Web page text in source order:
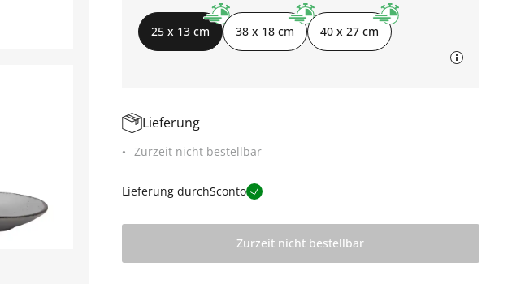
25 x 13 cm 38 x 18 cm 40 x 27 cm
Lieferung
Zurzeit nicht bestellbar
Lieferung durchSconto
Zurzeit nicht bestellbar